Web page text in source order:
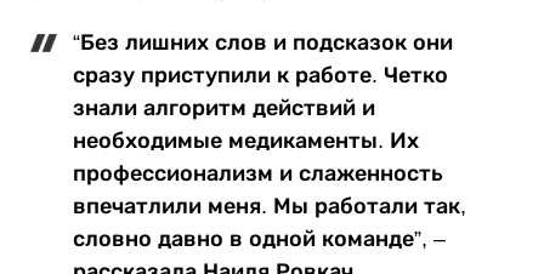
“Без лишних слов и подсказок они
сразу приступили к работе. Четко
знали алгоритм действий и
необходимые медикаменты. Их
профессионализм и слаженность
впечатлили меня. Мы работали так,
словно давно в одной команде”, –